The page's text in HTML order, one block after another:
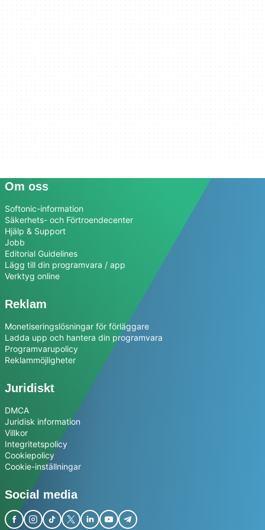
Om oss
Softonic-information
Säkerhets- och Förtroendecenter
Hjälp & Support
Jobb
Editorial Guidelines
Lägg till din programvara / app
Verktyg online
Reklam
Monetiseringslösningar för förläggare
Ladda upp och hantera din programvara
Programvarupolicy
Reklammöjligheter
Juridiskt
DMCA
Juridisk information
Villkor
Integritetspolicy
Cookiepolicy
Cookie-inställningar
Social media